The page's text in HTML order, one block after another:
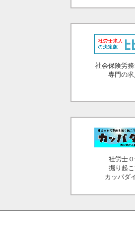
社会保険労務
専門の
社労士
掘り起
カッパダ